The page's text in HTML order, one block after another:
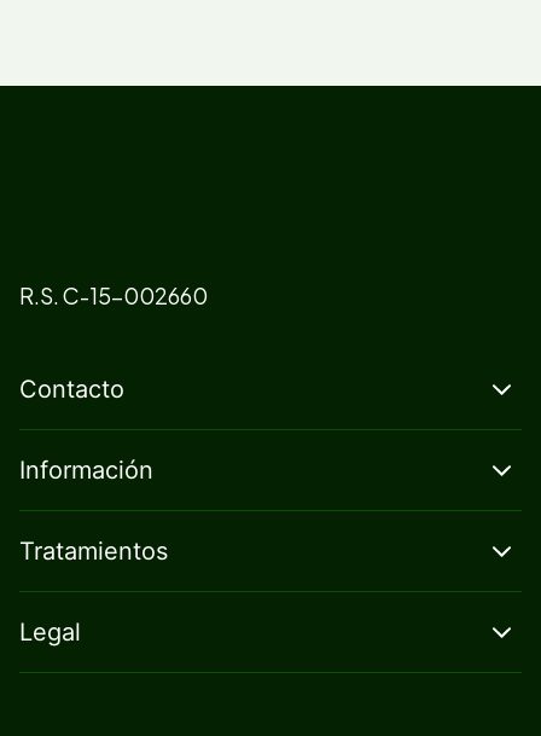
R.S. C-15-002660
Contacto
Información
Tratamientos
Legal